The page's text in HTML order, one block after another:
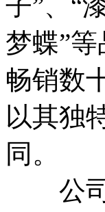
子”、“
梦蝶”
畅销数
以其独
同。
公司